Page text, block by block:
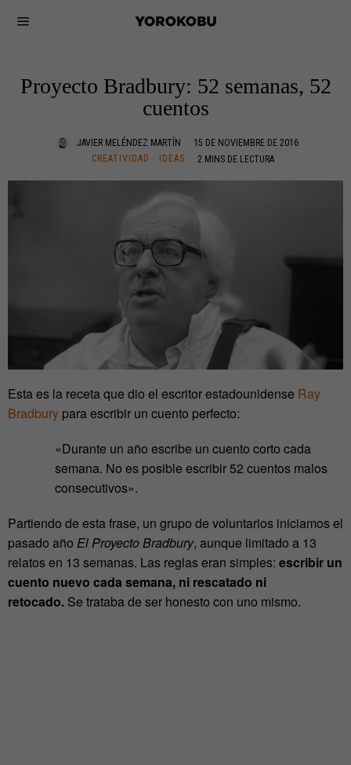
Proyecto Bradbury: 52 semanas, 52
cuentos
JAVIER MELÉNDEZ MARTÍN
15 DE NOVIEMBRE DE 2016
CREATIVIDAD · IDEAS 2 MINS DE LECTURA
Esta es la receta que dio el escritor estadounidense Ray
Bradbury para escribir un cuento perfecto:
«Durante un año escribe un cuento corto cada
semana. No es posible escribir 52 cuentos malos
consecutivos».
Partiendo de esta frase, un grupo de voluntarios iniciamos el
pasado año El Proyecto Bradbury, aunque limitado a 13
relatos en 13 semanas. Las reglas eran simples: escribir un
cuento nuevo cada semana, ni rescatado ni
retocado. Se trataba de ser honesto con uno mismo.